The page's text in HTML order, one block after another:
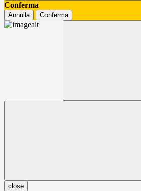
Conferma
Annulla Conferma
close